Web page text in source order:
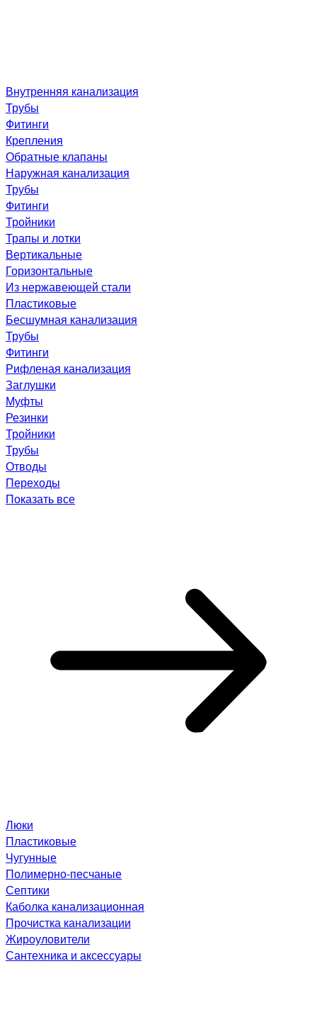
Внутренняя канализация
Трубы
Фитинги
Крепления
Обратные клапаны
Наружная канализация
Трубы
Фитинги
Тройники
Трапы и лотки
Вертикальные
Горизонтальные
Из нержавеющей стали
Пластиковые
Бесшумная канализация
Трубы
Фитинги
Рифленая канализация
Заглушки
Муфты
Резинки
Тройники
Трубы
Отводы
Переходы
Показать все
Люки
Пластиковые
Чугунные
Полимерно-песчаные
Септики
Каболка канализационная
Прочистка канализации
Жироуловители
Сантехника и аксессуары